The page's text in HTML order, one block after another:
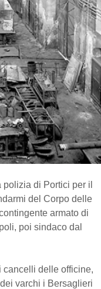
di Portici per il
del Corpo delle
armato di
poi sindaco dal
cancelli delle officine,
varchi i Bersaglieri